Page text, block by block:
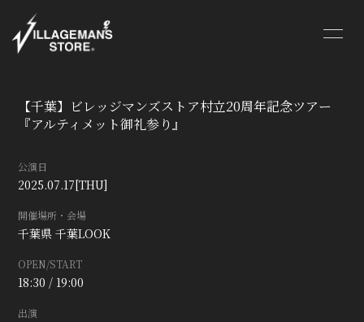
SCHEDULE
VIDEO
BLOG
RADIO
SHOP
【千葉】ビレッジマンズストア村立20周年記念ツアー
『アルティメット御礼参り』
公演日
2025.07.17[THU]
開催場所・会場
千葉県千葉LOOK
OPEN/START
18:30 / 19:00
出演